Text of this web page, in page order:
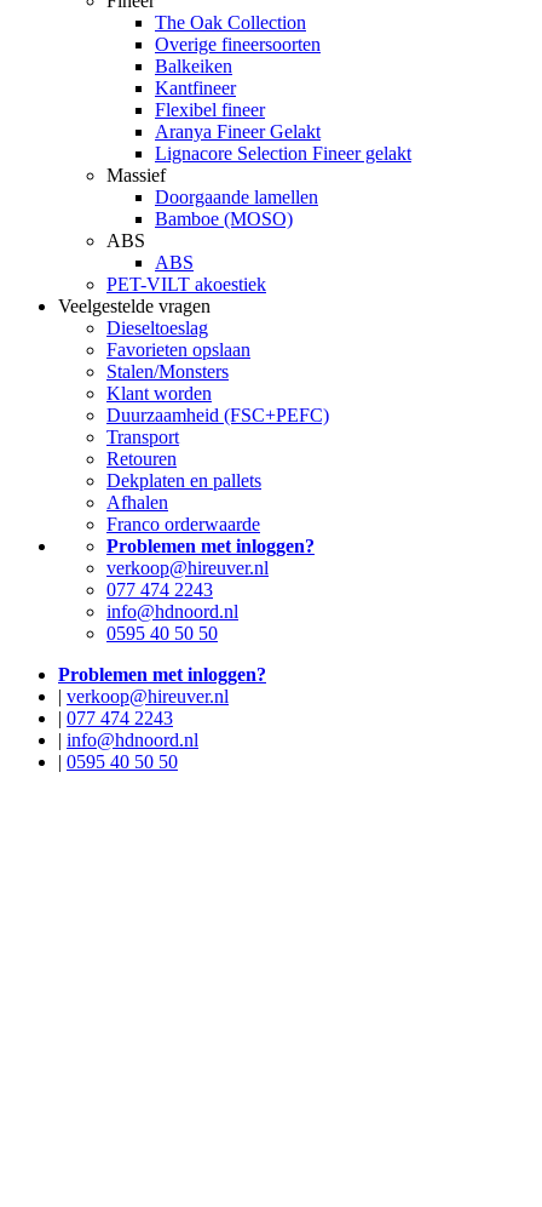
The Oak Collection
Overige fineersoorten
Balkeiken
Kantfineer
Flexibel fineer
Aranya Fineer Gelakt
Lignacore Selection Fineer gelakt
Massief
Doorgaande lamellen
Bamboe (MOSO)
ABS
ABS
PET-VILT akoestiek
Veelgestelde vragen
Dieseltoeslag
Favorieten opslaan
Stalen/Monsters
Klant worden
Duurzaamheid (FSC+PEFC)
Transport
Retouren
Dekplaten en pallets
Afhalen
Franco orderwaarde
Problemen met inloggen?
verkoop@hireuver.nl
077 474 2243
info@hdnoord.nl
0595 40 50 50
Problemen met inloggen?
| verkoop@hireuver.nl
| 077 474 2243
| info@hdnoord.nl
| 0595 40 50 50